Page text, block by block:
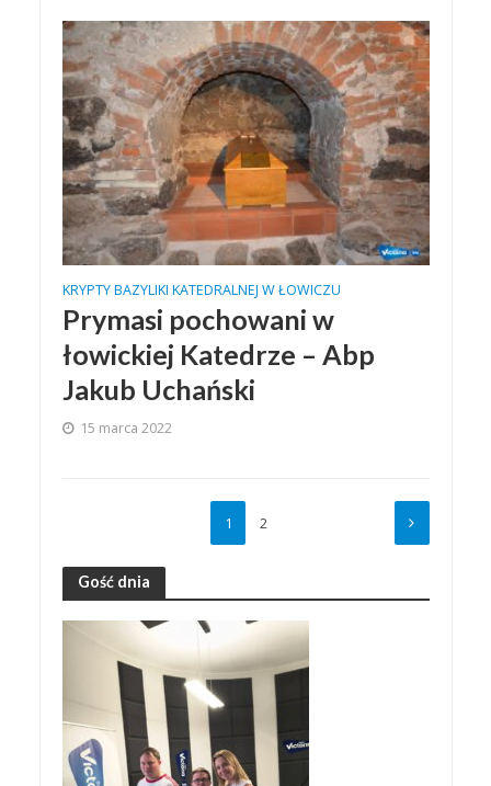
KRYPTY BAZYLIKI KATEDRALNEJ W ŁOWICZU
Prymasi pochowani w
łowickiej Katedrze – Abp
Jakub Uchański
15 marca 2022
1 2
Gość dnia